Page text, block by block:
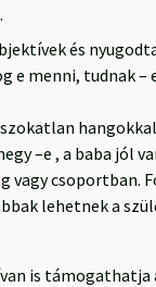
és
menni, tudnak
–e , a baba jól
csoportban.
lehetnek a
is